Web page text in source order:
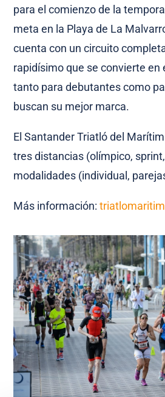
para el comienzo de la
meta en la Playa de La
cuenta con un circuito
rapidísimo que se convierte en
tanto para debutantes como
buscan su mejor marca.
El Santander Triatló del
tres distancias (olímpico,
modalidades (individual,
Más información: